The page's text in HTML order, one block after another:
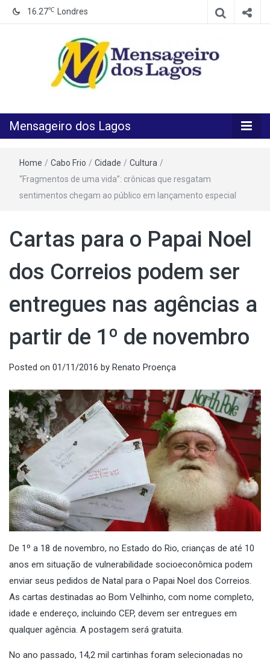
16.27℃ Londres
Mensageiro
dos Lagos
Mensageiro dos Lagos
Home / Cabo Frio / Cidade / Cultura /
“Fragmentos de uma vida”: crônicas que resgatam
sentimentos chegam ao público em lançamento especial
Cartas para o Papai Noel
dos Correios podem ser
entregues nas agências a
partir de 1º de novembro
Posted on 01/11/2016 by Renato Proença
De 1º a 18 de novembro, no Estado do Rio, crianças de até 10
anos em situação de vulnerabilidade socioeconômica podem
enviar seus pedidos de Natal para o Papai Noel dos Correios.
As cartas destinadas ao Bom Velhinho, com nome completo,
idade e endereço, incluindo CEP, devem ser entregues em
qualquer agência. A postagem será gratuita.
No ano passado, 14,2 mil cartinhas foram selecionadas no